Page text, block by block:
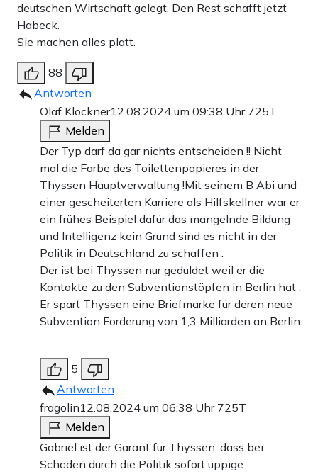
deutschen Wirtschaft gelegt. Den Rest schafft jetzt
Habeck.
Sie machen alles platt.
88
Antworten
Olaf Klöckner12.08.2024 um 09:38 Uhr 725T
Melden
Der Typ darf da gar nichts entscheiden !! Nicht
mal die Farbe des Toilettenpapieres in der
Thyssen Hauptverwaltung !Mit seinem B Abi und
einer gescheiterten Karriere als Hilfskellner war er
ein frühes Beispiel dafür das mangelnde Bildung
und Intelligenz kein Grund sind es nicht in der
Politik in Deutschland zu schaffen .
Der ist bei Thyssen nur geduldet weil er die
Kontakte zu den Subventionstöpfen in Berlin hat .
Er spart Thyssen eine Briefmarke für deren neue
Subvention Forderung von 1,3 Milliarden an Berlin
.
5
Antworten
fragolin12.08.2024 um 06:38 Uhr 725T
Melden
Gabriel ist der Garant für Thyssen, dass bei
Schäden durch die Politik sofort üppige